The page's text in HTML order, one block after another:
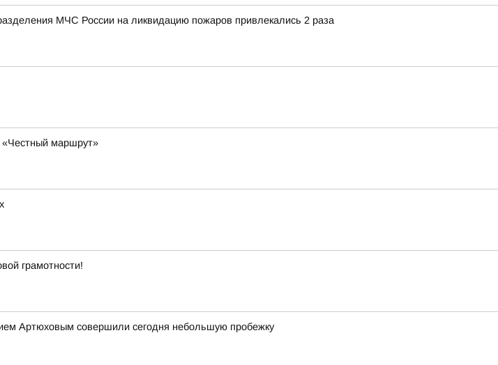
МЧС России на ликвидацию пожаров привлекались 2 раза
«Честный маршрут»
грамотности!
Артюховым совершили сегодня небольшую пробежку